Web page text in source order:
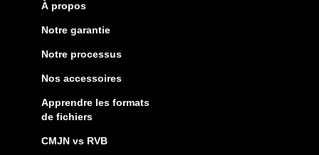
À propos
Notre garantie
Notre processus
Nos accessoires
Apprendre les formats
de fichiers
CMJN vs RVB